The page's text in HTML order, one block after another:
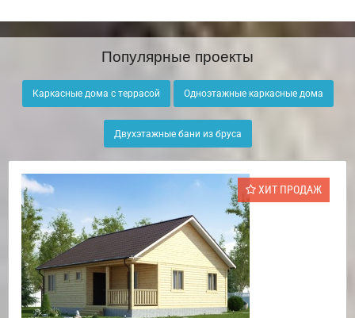
Популярные проекты
Каркасные дома с террасой Одноэтажные каркасные дома
Двухэтажные бани из бруса
ХИТ ПРОДАЖ